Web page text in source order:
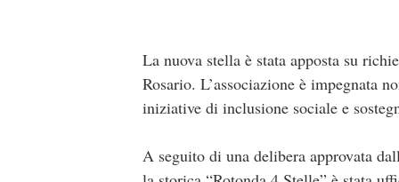
La nuova stella è stata apposta su
Rosario. L’associazione è impegnata
iniziative di inclusione sociale e
A seguito di una delibera approvata